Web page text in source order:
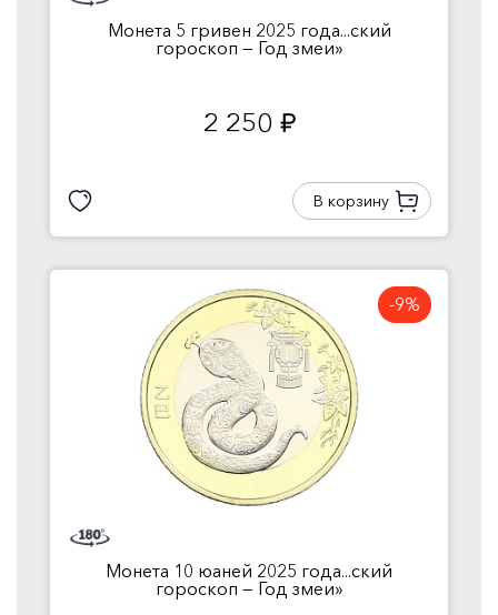
Монета 5 гривен 2025 года...ский
гороскоп — Год змеи»
2 250 руб.
В корзину
-9%
Монета 10 юаней 2025 года...ский
гороскоп — Год змеи»